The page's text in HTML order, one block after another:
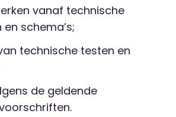
vanaf technische
schema’s;
technische testen en
de geldende